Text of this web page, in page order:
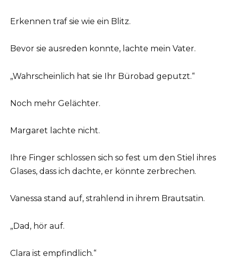
Erkennen traf sie wie ein Blitz.
Bevor sie ausreden konnte, lachte mein Vater.
„Wahrscheinlich hat sie Ihr Bürobad geputzt.“
Noch mehr Gelächter.
Margaret lachte nicht.
Ihre Finger schlossen sich so fest um den Stiel ihres
Glases, dass ich dachte, er könnte zerbrechen.
Vanessa stand auf, strahlend in ihrem Brautsatin.
„Dad, hör auf.
Clara ist empfindlich.“